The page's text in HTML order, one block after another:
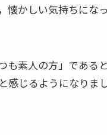
懐かしい気持ちにな
も素人の方」である
感じるようになりま